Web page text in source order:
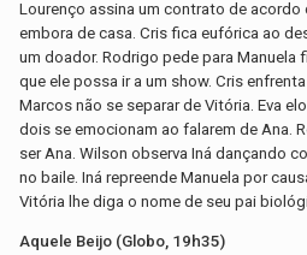
Lourenço assina um contrato de acordo
embora de casa. Cris fica eufórica ao
um doador. Rodrigo pede para Manuela
que ele possa ir a um show. Cris
Marcos não se separar de Vitória. Eva
dois se emocionam ao falarem de Ana.
ser Ana. Wilson observa Iná dançando
no baile. Iná repreende Manuela por
Vitória lhe diga o nome de seu pai
Aquele Beijo (Globo, 19h35)